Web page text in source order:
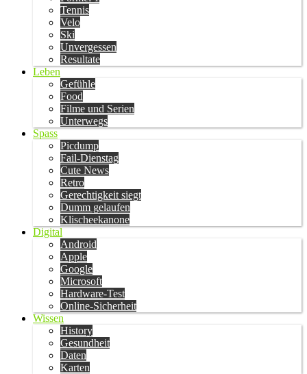
Tennis
Velo
Ski
Unvergessen
Resultate
Leben
Gefühle
Food
Filme und Serien
Unterwegs
Spass
Picdump
Fail-Dienstag
Cute News
Retro
Gerechtigkeit siegt
Dumm gelaufen
Klischeekanone
Digital
Android
Apple
Google
Microsoft
Hardware-Test
Online-Sicherheit
Wissen
History
Gesundheit
Daten
Karten